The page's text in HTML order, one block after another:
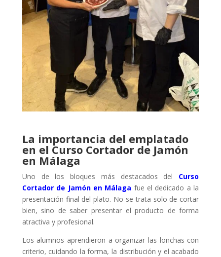
La importancia del emplatado
en el Curso Cortador de Jamón
en Málaga
Uno de los bloques más destacados del Curso
Cortador de Jamón en Málaga fue el dedicado a la
presentación final del plato. No se trata solo de cortar
bien, sino de saber presentar el producto de forma
atractiva y profesional.
Los alumnos aprendieron a organizar las lonchas con
criterio, cuidando la forma, la distribución y el acabado